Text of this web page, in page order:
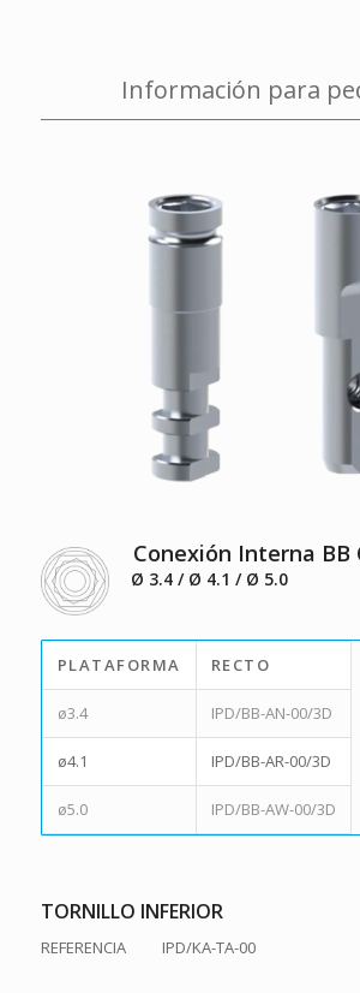
Información para
Conexión Interna
Ø 3.4 / Ø 4.1 / Ø 5.0
PLATAFORMA RECTO
ø3.4 IPD/BB-AN-00/3D
ø4.1 IPD/BB-AR-00/3D
ø5.0 IPD/BB-AW-00/3D
TORNILLO INFERIOR
REFERENCIA IPD/KA-TA-00